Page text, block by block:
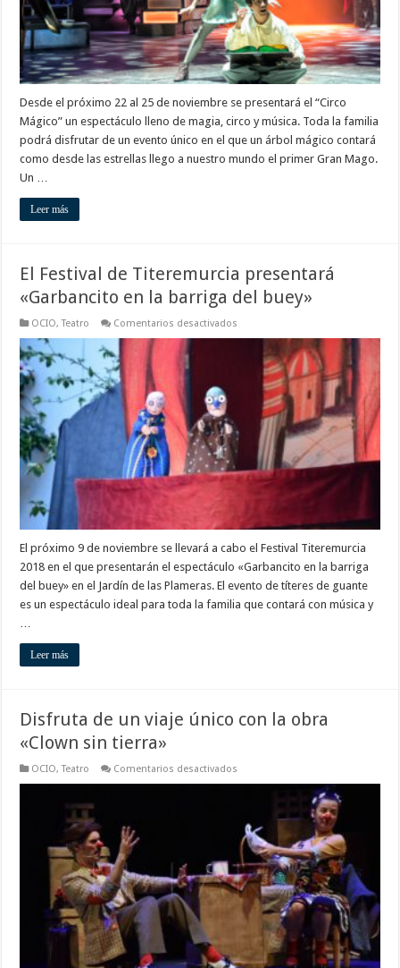
Desde el próximo 22 al 25 de noviembre se presentará el “Circo
Mágico” un espectáculo lleno de magia, circo y música. Toda la familia
podrá disfrutar de un evento único en el que un árbol mágico contará
como desde las estrellas llego a nuestro mundo el primer Gran Mago.
Un …
Leer más
El Festival de Titeremurcia presentará
«Garbancito en la barriga del buey»
OCIO,Teatro Comentarios desactivados
Titeremurcia
presentará
«Garbancito
barriga
del
buey»
El próximo 9 de noviembre se llevará a cabo el Festival Titeremurcia
2018 en el que presentarán el espectáculo «Garbancito en la barriga
del buey» en el Jardín de las Plameras. El evento de títeres de guante
es un espectáculo ideal para toda la familia que contará con música y
…
Leer más
Disfruta de un viaje único con la obra
«Clown sin tierra»
OCIO,Teatro Comentarios desactivados
único
con
obra
«Clown
sin
tierra»